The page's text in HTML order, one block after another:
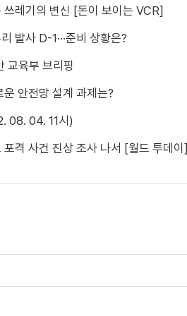
레기의 변신 [돈이 보이는 VCR]
발사 D-1···준비 상황은?
교육부 브리핑
운 안전망 설계 과제는?
08. 04. 11시)
격 사건 진상 조사 나서 [월드 투데이]